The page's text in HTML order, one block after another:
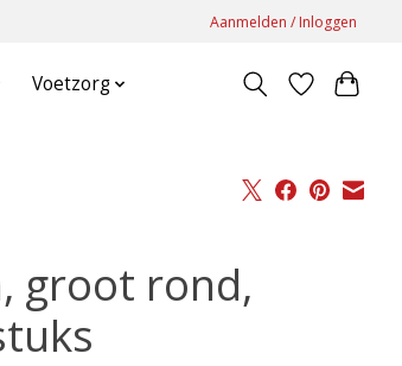
Aanmelden / Inloggen
Voetzorg
groot rond,